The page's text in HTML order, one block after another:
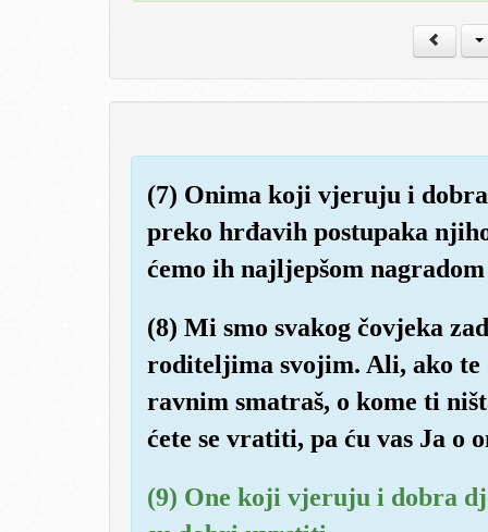
(7) Onima koji vjeruju i
preko hrđavih postupaka
ćemo ih najljepšom
(8) Mi smo svakog čovjeka
roditeljima svojim. Ali, ako te
ravnim smatraš, o kome ti
ćete se vratiti, pa ću vas Ja o
(9) One koji vjeruju i dobra